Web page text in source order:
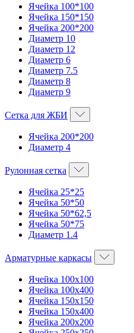
Ячейка 100*100
Ячейка 150*150
Ячейка 200*200
Диаметр 10
Диаметр 12
Диаметр 6
Диаметр 7.5
Диаметр 8
Диаметр 9
Сетка для ЖБИ
Ячейка 200*200
Диаметр 4
Рулонная сетка
Ячейка 25*25
Ячейка 50*50
Ячейка 50*62,5
Ячейка 50*75
Диаметр 1.4
Арматурные каркасы
Ячейка 100х100
Ячейка 100х400
Ячейка 150х150
Ячейка 150х400
Ячейка 200х200